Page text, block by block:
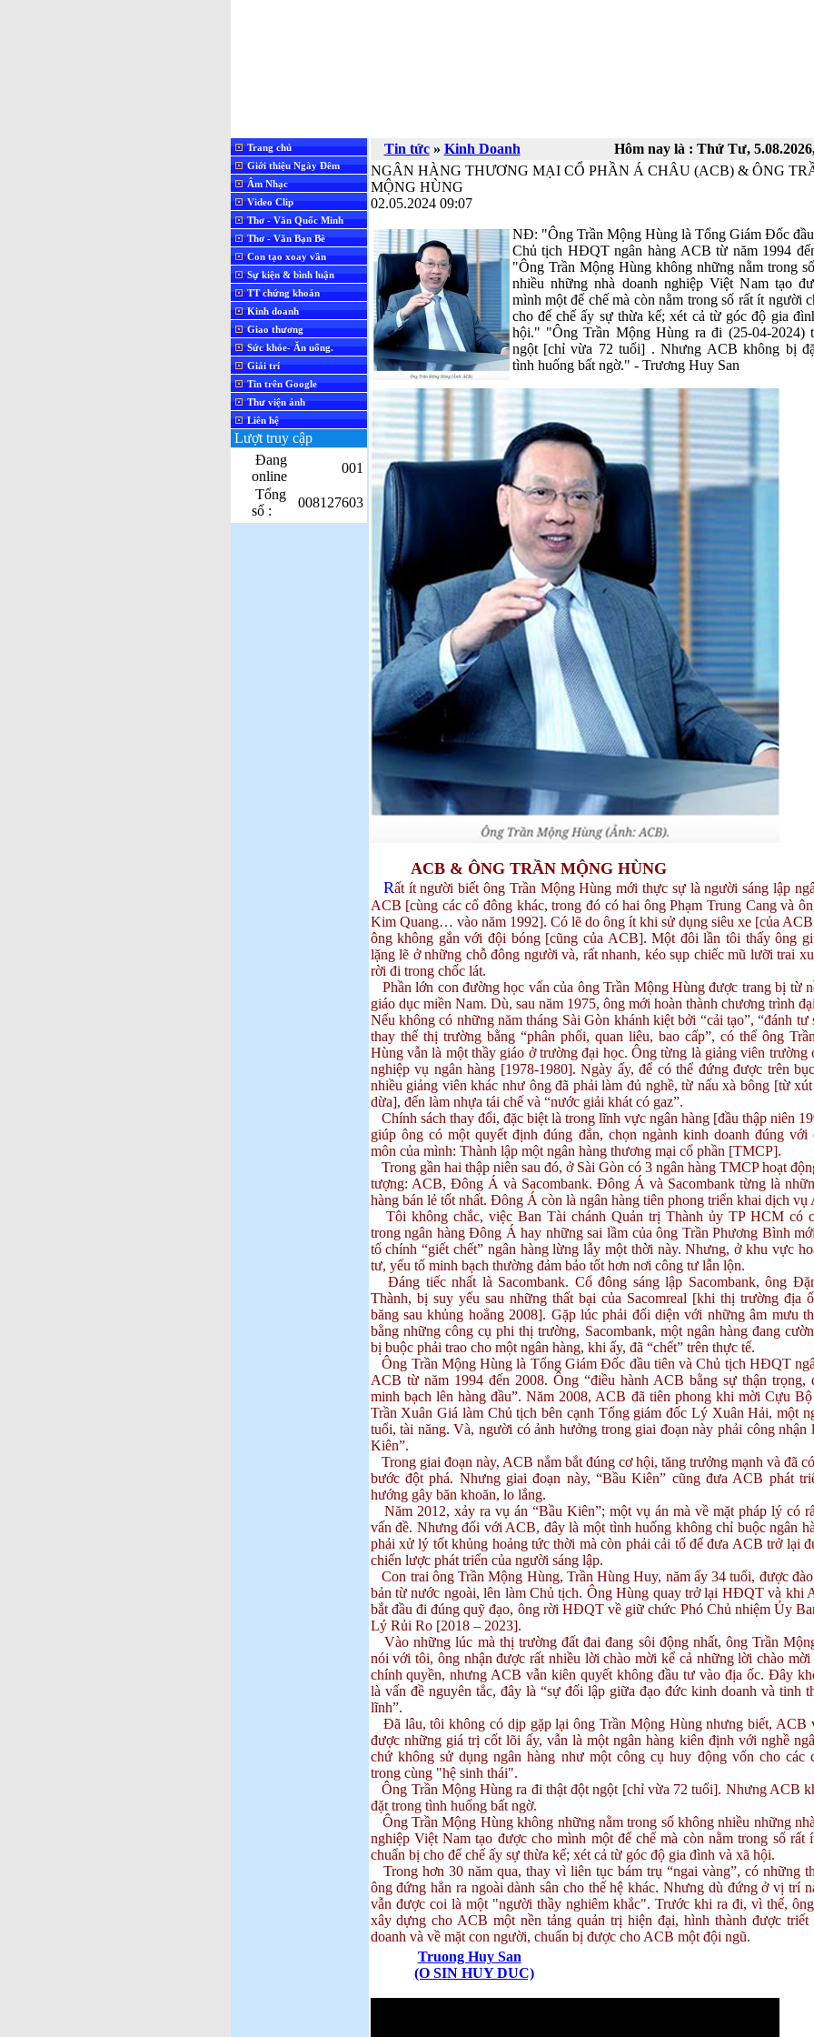
Trang chủ
Giới thiệu Ngày Đêm
Âm Nhạc
Video Clip
Thơ - Văn Quốc Minh
Thơ - Văn Bạn Bè
Con tạo xoay vần
Sự kiện & bình luận
TT chứng khoán
Kinh doanh
Giao thương
Sức khỏe- Ăn uống.
Giải trí
Tin trên Google
Thư viện ảnh
Liên hệ
Lượt truy cập
Đang
online
001
Tổng
số :
008127603
Tin tức» Kinh Doanh Hôm nay là : Thứ Tư,
NGÂN HÀNG THƯƠNG MẠI CỔ PHẦN Á CHÂU (ACB) & ÔNG
MỘNG HÙNG
02.05.2024 09:07
NĐ: "Ông Trần Mộng Hùng là Tổng Giám Đốc
Chủ tịch HĐQT ngân hàng ACB từ năm 1994
"Ông Trần Mộng Hùng không những nằm trong
nhiều những nhà doanh nghiệp Việt Nam tạo
mình một đế chế mà còn nằm trong số rất ít người
cho đế chế ấy sự thừa kế; xét cả từ góc độ gia
hội." "Ông Trần Mộng Hùng ra đi (25-04-2024)
ngột [chỉ vừa 72 tuổi] . Nhưng ACB không bị
tình huống bất ngờ." - Trương Huy San
ACB & ÔNG TRẦN MỘNG HÙNG
Rất ít người biết ông Trần Mộng Hùng mới thực sự là người sáng lập
ACB [cùng các cổ đông khác, trong đó có hai ông Phạm Trung Cang và
Kim Quang… vào năm 1992]. Có lẽ do ông ít khi sử dụng siêu xe [của
ông không gắn với đội bóng [cũng của ACB]. Một đôi lần tôi thấy ông
lặng lẽ ở những chỗ đông người và, rất nhanh, kéo sụp chiếc mũ lưỡi trai
rời đi trong chốc lát.
Phần lớn con đường học vấn của ông Trần Mộng Hùng được trang bị từ
giáo dục miền Nam. Dù, sau năm 1975, ông mới hoàn thành chương trình
Nếu không có những năm tháng Sài Gòn khánh kiệt bởi “cải tạo”, “đánh tư
thay thế thị trường bằng “phân phối, quan liêu, bao cấp”, có thể ông
Hùng vẫn là một thầy giáo ở trường đại học. Ông từng là giảng viên trường
nghiệp vụ ngân hàng [1978-1980]. Ngày ấy, để có thể đứng được trên
nhiều giảng viên khác như ông đã phải làm đủ nghề, từ nấu xà bông [từ
dừa], đến làm nhựa tái chế và “nước giải khát có gaz”.
Chính sách thay đổi, đặc biệt là trong lĩnh vực ngân hàng [đầu thập niên
giúp ông có một quyết định đúng đắn, chọn ngành kinh doanh đúng với
môn của mình: Thành lập một ngân hàng thương mại cổ phần [TMCP].
Trong gần hai thập niên sau đó, ở Sài Gòn có 3 ngân hàng TMCP hoạt
tượng: ACB, Đông Á và Sacombank. Đông Á và Sacombank từng là
hàng bán lẻ tốt nhất. Đông Á còn là ngân hàng tiên phong triển khai dịch vụ
Tôi không chắc, việc Ban Tài chánh Quản trị Thành ủy TP HCM có
trong ngân hàng Đông Á hay những sai lầm của ông Trần Phương Bình
tố chính “giết chết” ngân hàng lừng lẫy một thời này. Nhưng, ở khu vực
tư, yếu tố minh bạch thường đảm bảo tốt hơn nơi công tư lẫn lộn.
Đáng tiếc nhất là Sacombank. Cổ đông sáng lập Sacombank, ông
Thành, bị suy yếu sau những thất bại của Sacomreal [khi thị trường địa
băng sau khủng hoẳng 2008]. Gặp lúc phải đối diện với những âm mưu
bằng những công cụ phi thị trường, Sacombank, một ngân hàng đang
bị buộc phải trao cho một ngân hàng, khi ấy, đã “chết” trên thực tế.
Ông Trần Mộng Hùng là Tổng Giám Đốc đầu tiên và Chủ tịch HĐQT
ACB từ năm 1994 đến 2008. Ông “điều hành ACB bằng sự thận trọng,
minh bạch lên hàng đầu”. Năm 2008, ACB đã tiên phong khi mời Cựu
Trần Xuân Giá làm Chủ tịch bên cạnh Tổng giám đốc Lý Xuân Hải, một
tuổi, tài năng. Và, người có ảnh hưởng trong giai đoạn này phải công nhận
Kiên”.
Trong giai đoạn này, ACB nắm bắt đúng cơ hội, tăng trưởng mạnh và đã
bước đột phá. Nhưng giai đoạn này, “Bầu Kiên” cũng đưa ACB phát
hướng gây băn khoăn, lo lắng.
Năm 2012, xảy ra vụ án “Bầu Kiên”; một vụ án mà về mặt pháp lý có
vấn đề. Nhưng đối với ACB, đây là một tình huống không chỉ buộc ngân
phải xử lý tốt khủng hoảng tức thời mà còn phải cải tổ để đưa ACB trở lại
chiến lược phát triển của người sáng lập.
Con trai ông Trần Mộng Hùng, Trần Hùng Huy, năm ấy 34 tuổi, được đào
bản từ nước ngoài, lên làm Chủ tịch. Ông Hùng quay trở lại HĐQT và khi
bắt đầu đi đúng quỹ đạo, ông rời HĐQT về giữ chức Phó Chủ nhiệm Ủy
Lý Rủi Ro [2018 – 2023].
Vào những lúc mà thị trường đất đai đang sôi động nhất, ông Trần
nói với tôi, ông nhận được rất nhiều lời chào mời kể cả những lời chào mời
chính quyền, nhưng ACB vẫn kiên quyết không đầu tư vào địa ốc. Đây
là vấn đề nguyên tắc, đây là “sự đối lập giữa đạo đức kinh doanh và tinh
lĩnh”.
Đã lâu, tôi không có dịp gặp lại ông Trần Mộng Hùng nhưng biết, ACB
được những giá trị cốt lõi ấy, vẫn là một ngân hàng kiên định với nghề
chứ không sử dụng ngân hàng như một công cụ huy động vốn cho các
trong cùng "hệ sinh thái".
Ông Trần Mộng Hùng ra đi thật đột ngột [chỉ vừa 72 tuổi]. Nhưng ACB
đặt trong tình huống bất ngờ.
Ông Trần Mộng Hùng không những nằm trong số không nhiều những
nghiệp Việt Nam tạo được cho mình một đế chế mà còn nằm trong số rất
chuẩn bị cho đế chế ấy sự thừa kế; xét cả từ góc độ gia đình và xã hội.
Trong hơn 30 năm qua, thay vì liên tục bám trụ “ngai vàng”, có những
ông đứng hẳn ra ngoài dành sân cho thế hệ khác. Nhưng dù đứng ở vị trí
vẫn được coi là một "người thầy nghiêm khắc". Trước khi ra đi, vì thế,
xây dựng cho ACB một nền tảng quản trị hiện đại, hình thành được
doanh và về mặt con người, chuẩn bị được cho ACB một đội ngũ.
Truong Huy San
(O SIN HUY DUC)